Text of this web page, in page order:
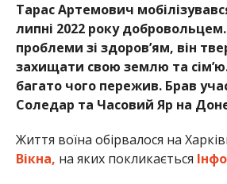
Тарас Артемович
липні 2022 року
проблеми зі здоров’ям, він
захищати свою землю та
багато чого пережив. Брав
Соледар та Часовий Яр на
Життя воїна обірвалося на
Вікна, на яких покликається